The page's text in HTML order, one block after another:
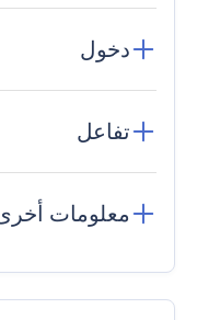
دخول
تفاعل
معلومات